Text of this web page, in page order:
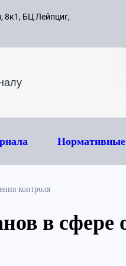
с 09:00
8 495
8к1, БЦ Лейпциг,
контроля
в сфере